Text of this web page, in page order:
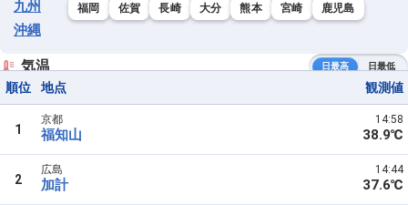
九州 福岡 佐賀 長崎 大分 熊本 宮崎 鹿児島
沖縄
気温 日最高 日最低
順位 地点 観測値
1
京都
福知山
14:58
38.9℃
2
広島
加計
14:44
37.6℃